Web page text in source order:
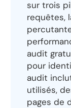
sur trois
requêtes,
audit
pour
audit
utilisés,
pages de